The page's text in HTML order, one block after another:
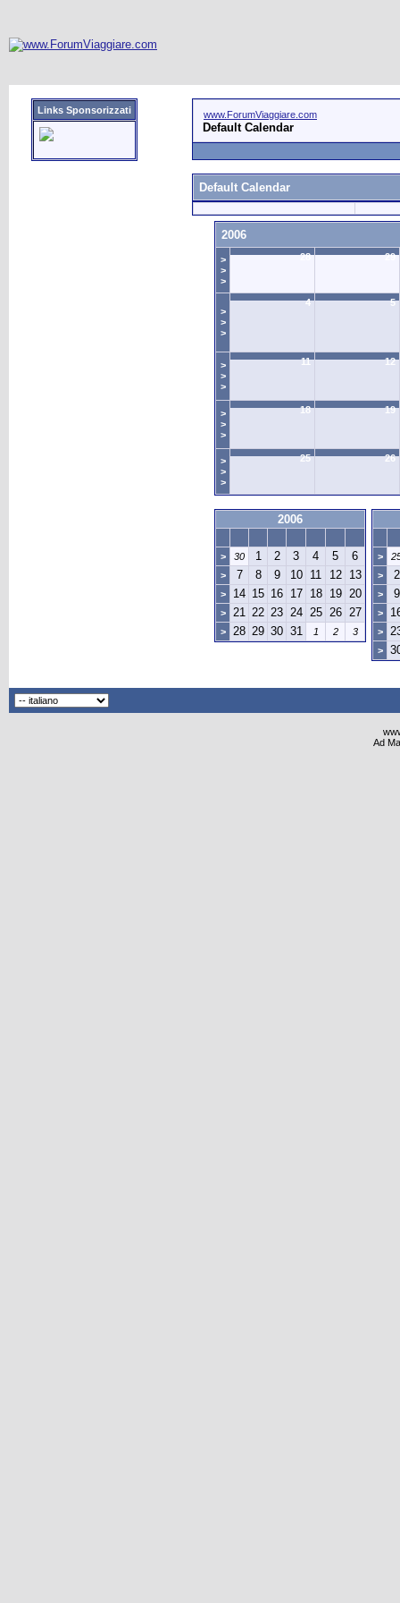
Links Sponsorizzati www.ForumViaggiare.com
Default Calendar
Default Calendar
2006
>
>
>
28 29
>
>
>
4 5
>
>
>
11 12
>
>
>
18 19
>
>
>
25 26
2006
> 30 1 2 3 4 5 6
> 7 8 9 10 11 12 13
> 14 15 16 17 18 19 20
> 21 22 23 24 25 26 27
> 28 29 30 31 1 2 3
>
>
2
> 9
>
>
>
Ad